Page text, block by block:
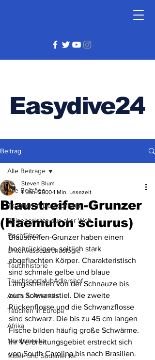
Easydive24
Beitrag
Alle Beiträge
Tauchen in Deutschland
Reiseberichte aus aller Welt
Fischführer
Unterwasserarchäologie
Tauchhistorie
TauchsportklubAdlershof
Arktis & Antarktis
Tauchen in Europa
Afrika
Nordamerika
Mittel- und Südamerika
Alle Beiträge
Blaustreifen-Grunzer
(Haemulon sciurus)
Steven Blum
1. Jan. 2000 1 Min. Lesezeit
Blaustreifen-Grunzer haben einen
hochrückigen, seitlich stark
abgeflachten Körper. Charakteristisch
sind schmale gelbe und blaue
Längsstreifen von der Schnauze bis
zum Schwanzstiel. Die zweite
Rückenflosse und die Schwanzflosse
sind schwarz. Die bis zu 45 cm langen
Fische bilden häufig große Schwärme.
Ihr Verbreitungsgebiet erstreckt sich
von South Carolina bis nach Brasilien.